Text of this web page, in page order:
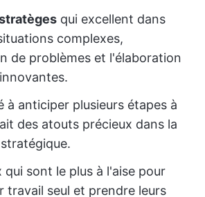
qui excellent dans
complexes,
de problèmes et l'élaboration
à anticiper plusieurs étapes à
des atouts précieux dans la
qui sont le plus à l'aise pour
travail seul et prendre leurs